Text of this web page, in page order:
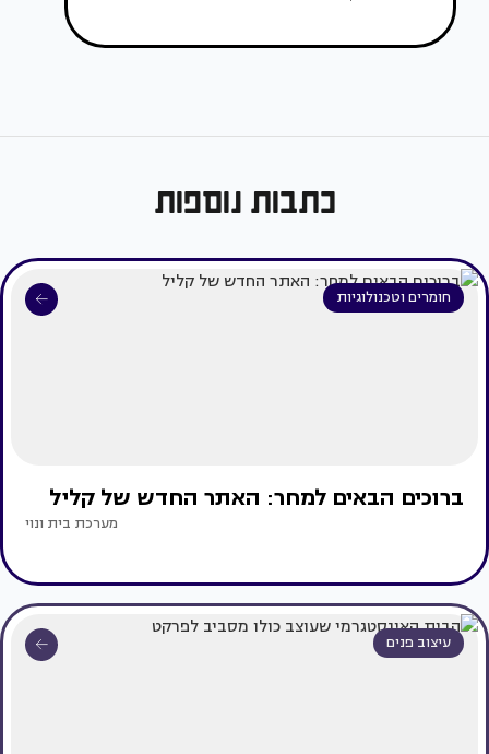
כתבות נוספות
חומרים וטכנולוגיות
ברוכים הבאים למחר: האתר החדש של קליל
מערכת בית ונוי
עיצוב פנים